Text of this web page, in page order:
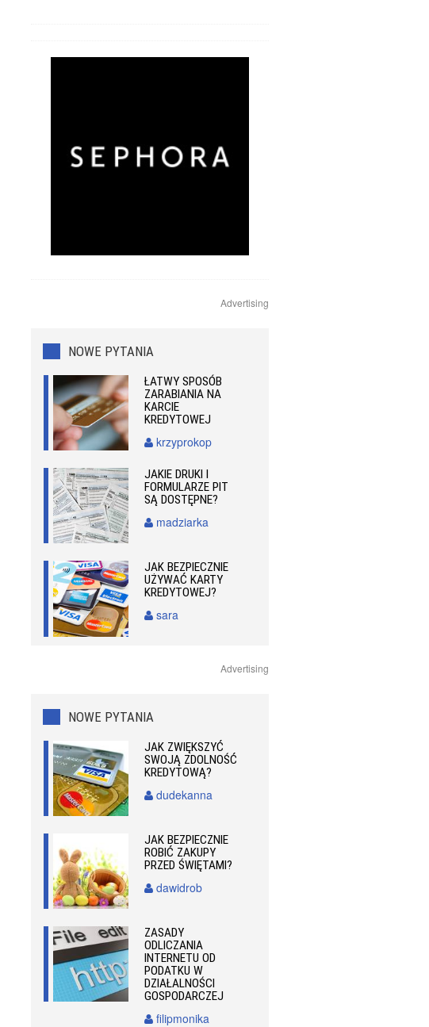
Advertising
NOWE PYTANIA
ŁATWY SPOSÓB
ZARABIANIA NA
KARCIE
KREDYTOWEJ
krzyprokop
JAKIE DRUKI I
FORMULARZE PIT
SĄ DOSTĘPNE?
madziarka
JAK BEZPIECZNIE
UŻYWAĆ KARTY
KREDYTOWEJ?
sara
Advertising
NOWE PYTANIA
JAK ZWIĘKSZYĆ
SWOJĄ ZDOLNOŚĆ
KREDYTOWĄ?
dudekanna
JAK BEZPIECZNIE
ROBIĆ ZAKUPY
PRZED ŚWIĘTAMI?
dawidrob
ZASADY
ODLICZANIA
INTERNETU OD
PODATKU W
DZIAŁALNOŚCI
GOSPODARCZEJ
filipmonika